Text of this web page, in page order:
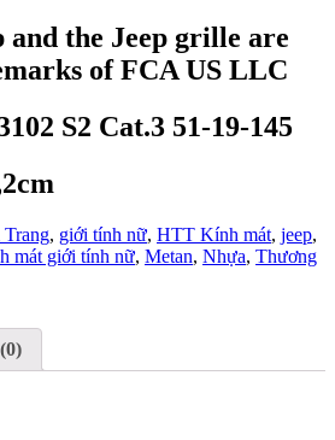
and the Jeep grille are
of FCA US LLC
S2 Cat.3 51-19-145
, giới tính nữ, HTT Kính mát, jeep,
mát giới tính nữ, Metan, Nhựa, Thương